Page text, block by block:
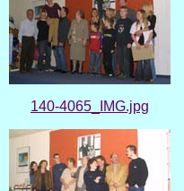
140-4065_IMG.jpg